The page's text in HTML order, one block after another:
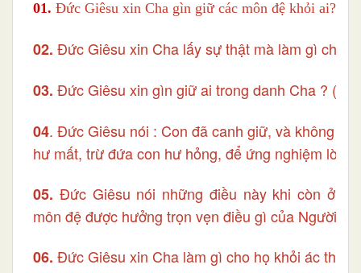
01. Đức Giêsu xin Cha gìn giữ các môn đệ khỏi ai?
02. Đức Giêsu xin Cha lấy sự thật mà làm gì cho
03. Đức Giêsu xin gìn giữ ai trong danh Cha ? (Ga
04. Đức Giêsu nói : Con đã canh giữ, và không 1
hư mất, trừ đứa con hư hỏng, để ứng nghiệm lời
05. Đức Giêsu nói những điều này khi còn ở
môn đệ được hưởng trọn vẹn điều gì của Người?
06. Đức Giêsu xin Cha làm gì cho họ khỏi ác